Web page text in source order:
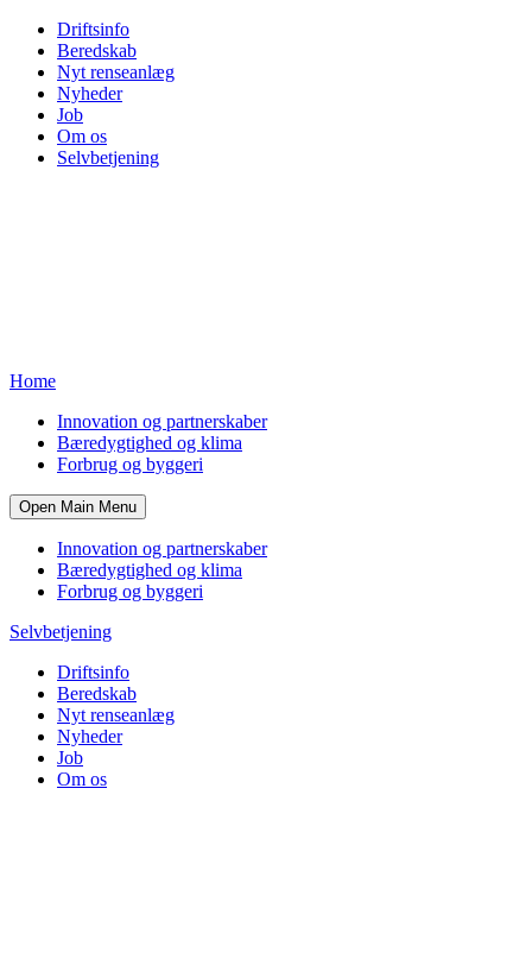
Driftsinfo
Beredskab
Nyt renseanlæg
Nyheder
Job
Om os
Selvbetjening
Home
Innovation og partnerskaber
Bæredygtighed og klima
Forbrug og byggeri
Open Main Menu
Innovation og partnerskaber
Bæredygtighed og klima
Forbrug og byggeri
Selvbetjening
Driftsinfo
Beredskab
Nyt renseanlæg
Nyheder
Job
Om os